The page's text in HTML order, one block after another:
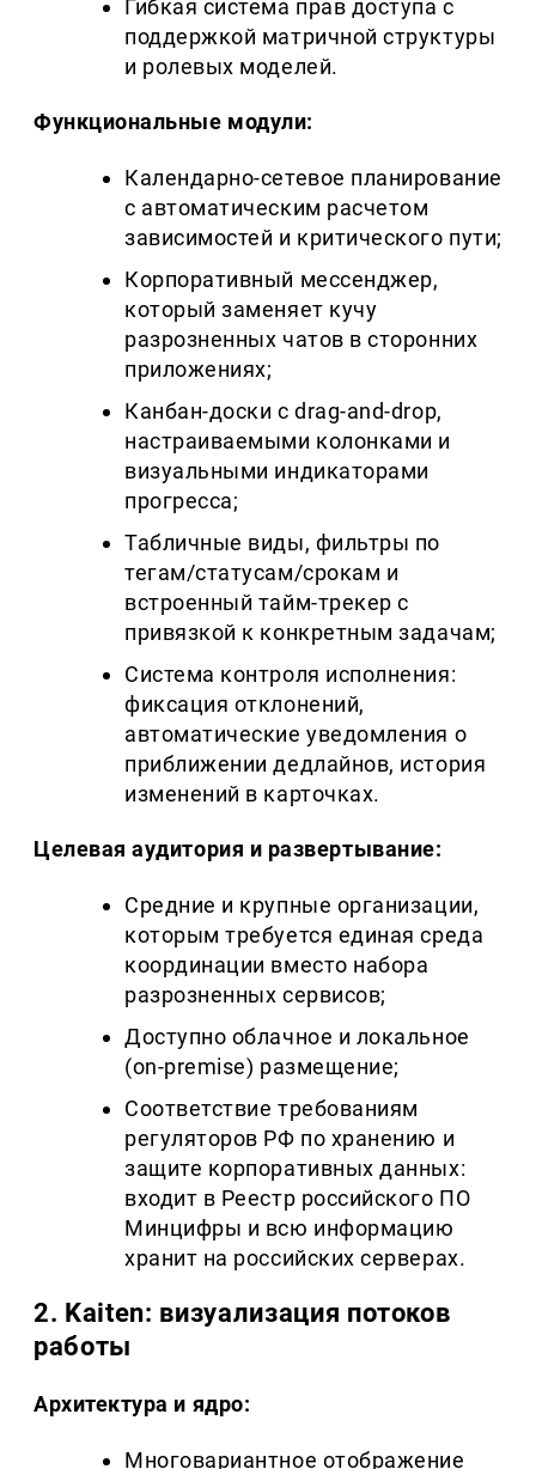
Гибкая система прав доступа с
поддержкой матричной структуры
и ролевых моделей.
Функциональные модули:
Календарно-сетевое планирование
с автоматическим расчетом
зависимостей и критического пути;
Корпоративный мессенджер,
который заменяет кучу
разрозненных чатов в сторонних
приложениях;
Канбан-доски с drag-and-drop,
настраиваемыми колонками и
визуальными индикаторами
прогресса;
Табличные виды, фильтры по
тегам/статусам/срокам и
встроенный тайм-трекер с
привязкой к конкретным задачам;
Система контроля исполнения:
фиксация отклонений,
автоматические уведомления о
приближении дедлайнов, история
изменений в карточках.
Целевая аудитория и развертывание:
Средние и крупные организации,
которым требуется единая среда
координации вместо набора
разрозненных сервисов;
Доступно облачное и локальное
(on-premise) размещение;
Соответствие требованиям
регуляторов РФ по хранению и
защите корпоративных данных:
входит в Реестр российского ПО
Минцифры и всю информацию
хранит на российских серверах.
2. Kaiten: визуализация потоков
работы
Архитектура и ядро:
Многовариантное отображение